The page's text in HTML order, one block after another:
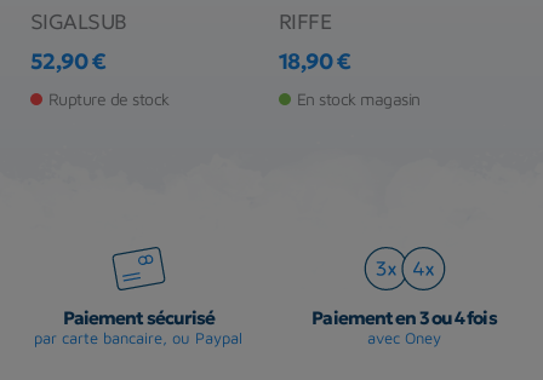
SIGALSUB
Prix
52,90 €
Rupture de stock
RIFFE
Prix
18,90 €
En stock magasin
Paiement sécurisé
par carte bancaire, ou Paypal
Paiement en 3 ou 4 fois
avec Oney